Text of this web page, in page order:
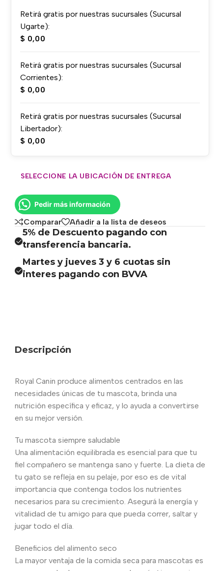
Retirá gratis por nuestras sucursales (Sucursal
Ugarte):
$ 0,00
Retirá gratis por nuestras sucursales (Sucursal
Corrientes):
$ 0,00
Retirá gratis por nuestras sucursales (Sucursal
Libertador):
$ 0,00
SELECCIONE LA UBICACIÓN DE ENTREGA
Pedir más información
Comparar Añadir a la lista de deseos
5% de Descuento pagando con
transferencia bancaria.
Martes y jueves 3 y 6 cuotas sin
interes pagando con BVVA
Descripción
Royal Canin produce alimentos centrados en las
necesidades únicas de tu mascota, brinda una
nutrición específica y eficaz, y lo ayuda a convertirse
en su mejor versión.
Tu mascota siempre saludable
Una alimentación equilibrada es esencial para que tu
fiel compañero se mantenga sano y fuerte. La dieta de
tu gato se refleja en su pelaje, por eso es de vital
importancia que contenga todos los nutrientes
necesarios para su crecimiento. Asegurá la energía y
vitalidad de tu amigo para que pueda correr, saltar y
jugar todo el día.
Beneficios del alimento seco
La mayor ventaja de la comida seca para mascotas es